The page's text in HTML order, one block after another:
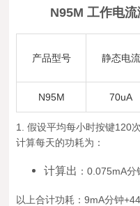
N95M 工作电
产品型号 静态电流
N95M 70uA
1.假设平均每小时按键120
计算每天的功耗为：
计算出 ：0.075mA分
以上合计功耗：9mA分钟